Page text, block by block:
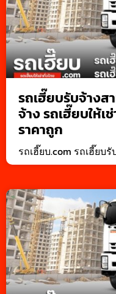
รถเฮี๊ยบรับจ้างส
จ้าง รถเฮี๊ยบให้เ
ราคาถูก
รถเฮี๊ยบ.com รถเฮี๊ยบ